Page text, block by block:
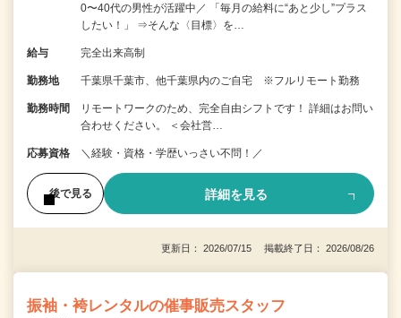
0〜40代の男性が活躍中／ 「毎月の給料に“あと少し”プラス
したい！」 ⇒そんな〈目標〉を…
給与 完全出来高制
勤務地 千葉県千葉市、他千葉県内のご自宅 ※フルリモート勤務
勤務時間
リモートワークのため、完全自由シフトです！ 詳細はお問い
合わせください。 ＜会社営…
応募資格 ＼経験・資格・学歴いっさい不問！／
後で見る 詳細を見る
更新日： 2026/07/15 掲載終了日： 2026/08/26
振袖・袴レンタルの催事販売スタッフ